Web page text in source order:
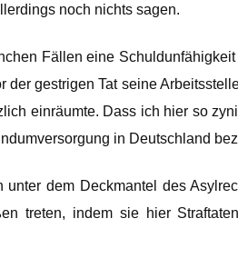
noch nichts sagen.
Fällen eine
gestrigen Tat seine
einräumte. Dass ich hier so
in Deutschland
dem Deckmantel des
treten, indem sie hier